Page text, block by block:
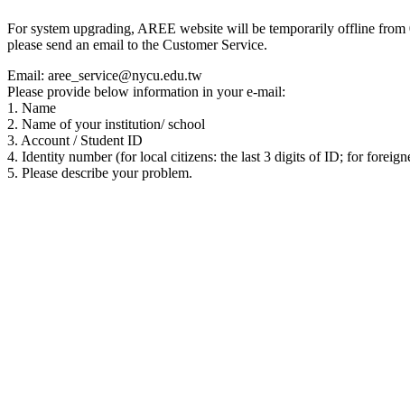
For system upgrading, AREE website will be temporarily offline
please send an email to the Customer Service.
Email: aree_service@nycu.edu.tw
Please provide below information in your e-mail:
1. Name
2. Name of your institution/ school
3. Account / Student ID
4. Identity number (for local citizens: the last 3 digits of ID; for
5. Please describe your problem.